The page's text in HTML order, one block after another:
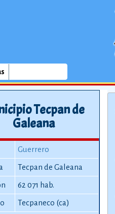
Tecpan de
Galeana
Guerrero
Tecpan de Galeana
62 071 hab.
Tecpaneco (ca)